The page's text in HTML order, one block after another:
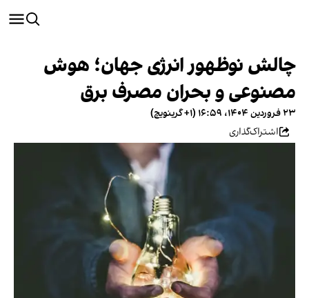
چالش نوظهور انرژی جهان؛ هوش
مصنوعی و بحران مصرف برق
۲۳ فروردین ۱۴۰۴، ۱۶:۵۹ (‎+۱ گرینویچ)
اشتراک‌گذاری